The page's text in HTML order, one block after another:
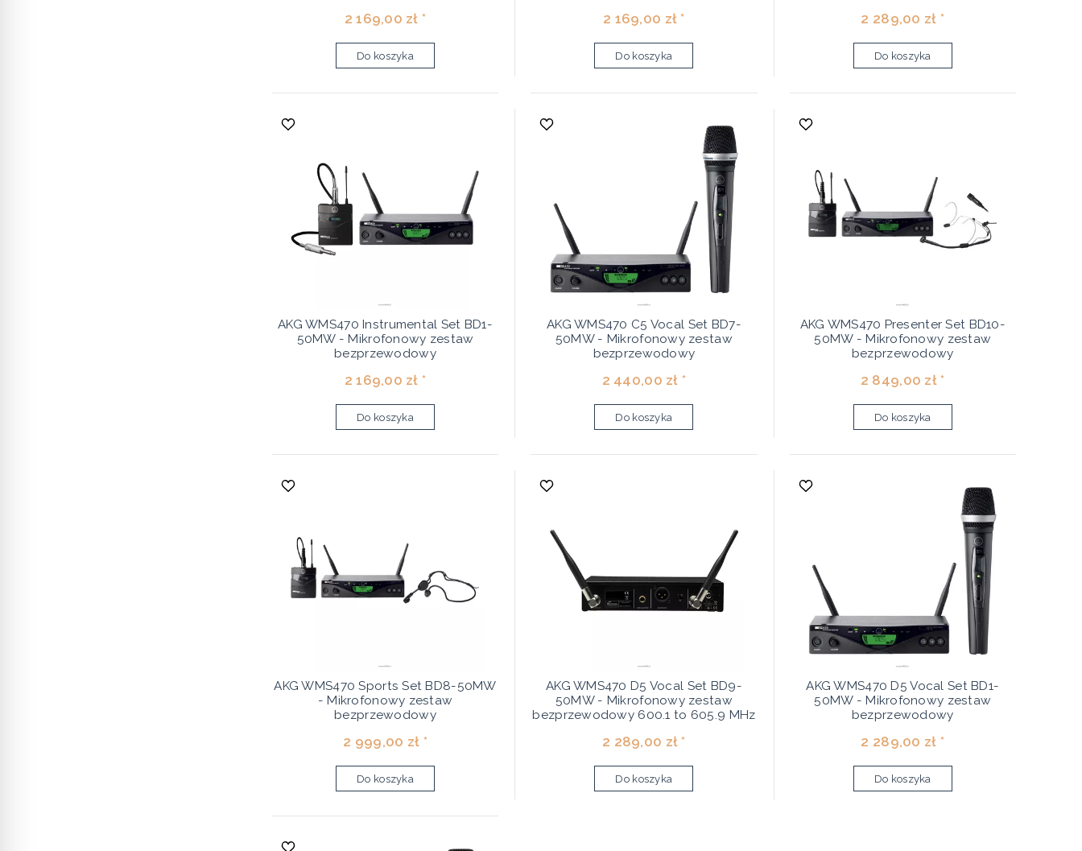
2 169,00 zł *
Do koszyka
2 169,00 zł *
Do koszyka
2 289,00 zł *
Do koszyka
AKG WMS470 Instrumental Set BD1-
50MW - Mikrofonowy zestaw
bezprzewodowy
2 169,00 zł *
Do koszyka
AKG WMS470 C5 Vocal Set BD7-
50MW - Mikrofonowy zestaw
bezprzewodowy
2 440,00 zł *
Do koszyka
AKG WMS470 Presenter Set BD10-
50MW - Mikrofonowy zestaw
bezprzewodowy
2 849,00 zł *
Do koszyka
AKG WMS470 Sports Set BD8-50MW
- Mikrofonowy zestaw
bezprzewodowy
2 999,00 zł *
Do koszyka
AKG WMS470 D5 Vocal Set BD9-
50MW - Mikrofonowy zestaw
bezprzewodowy 600.1 to 605.9 MHz
2 289,00 zł *
Do koszyka
AKG WMS470 D5 Vocal Set BD1-
50MW - Mikrofonowy zestaw
bezprzewodowy
2 289,00 zł *
Do koszyka